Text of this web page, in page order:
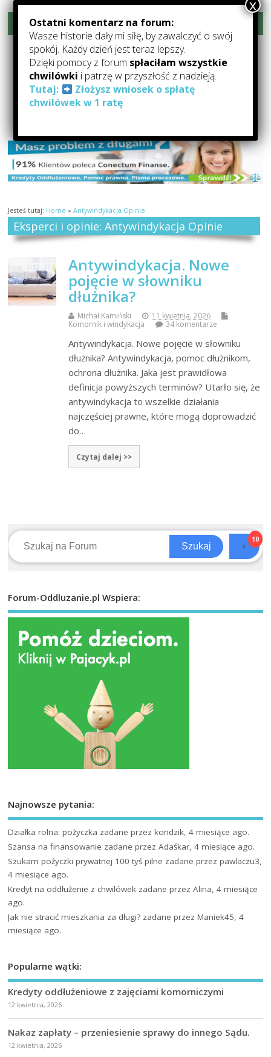
Rozwiń menu
Forum-Oddłużanie.pl –
Pomoc Dla Zadłużonych
Forum Oddłużeniowe: forum o oddłużaniu, pomocy dla zadłużonych,
kredytach i pożyczkach
Jesteś tutaj: Home »Antywindykacja Opinie
Eksperci i opinie: Antywindykacja Opinie
Antywindykacja. Nowe
pojęcie w słowniku
dłużnika?
Michał Kamiński
11 kwietnia, 2026
Komornik i windykacja
34 komentarze
Antywindykacja. Nowe pojęcie w słowniku
dłużnika? Antywindykacja, pomoc dłużnikom,
ochrona dłużnika. Jaka jest prawidłowa
definicja powyższych terminów? Utarło się, że
antywindykacja to wszelkie działania
najczęściej prawne, które mogą doprowadzić
do…
Czytaj dalej >>
Szukaj +
10
Forum-Oddluzanie.pl Wspiera:
Najnowsze pytania:
Działka rolna: pożyczka zadane przez kondzik, 4 miesiące ago.
Szansa na finansowanie zadane przez Adaśkar, 4 miesiące ago.
Szukam pożyczki prywatnej 100 tyś pilne zadane przez pawlaczu3,
4 miesiące ago.
Kredyt na oddłużenie z chwilówek zadane przez Alina, 4 miesiące
ago.
Jak nie stracić mieszkania za długi? zadane przez Maniek45, 4
miesiące ago.
Popularne wątki:
Kredyty oddłużeniowe z zajęciami komorniczymi
12 kwietnia, 2026
Nakaz zapłaty – przeniesienie sprawy do innego Sądu.
12 kwietnia, 2026
Ostatni komentarz na forum:
Wasze historie dały mi siłę, by zawalczyć o swój
spokój. Każdy dzień jest teraz lepszy.
Dzięki pomocy z forum spłaciłam wszystkie
chwilówki i patrzę w przyszłość z nadzieją.
Tutaj:
Złożysz wniosek o spłatę
chwilówek w 1 ratę